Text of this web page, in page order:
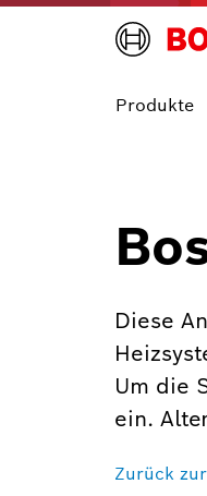
Produkte
Diese
Um die
ein.
Zurück